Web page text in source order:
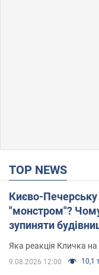
TOP NEWS
Києво-
"монстром"?
зупиняти
вірянина"
Яка реакція Кличка
9.08.2026 12:00 10,1